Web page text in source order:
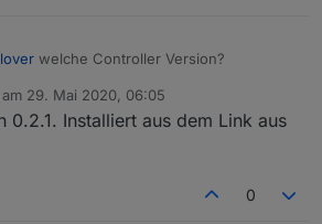
welche Controller Version?
29. Mai 2020, 06:05
von
0.2.1. Installiert aus dem Link aus
0